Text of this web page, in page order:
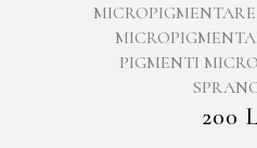
PIGMENTI
200